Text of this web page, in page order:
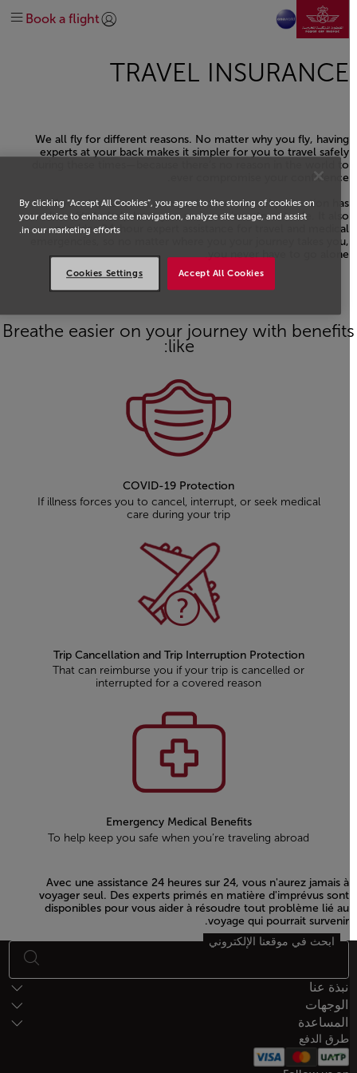
تخطي إلى المحتوى الرئيسي
انتقل إلى الصفحةتسجيل الدخول | انضم)
Book a flight
TRAVEL INSURANCE
We all fly for different reasons. No matter why you fly, having
experts at your back makes it simpler for you to travel safely
during these times—because there’s no reason in the world to
ever compromise your confidence.
If your trip takes an unexpected turn, travel protection has
benefits to help keep you and your investment safe. It also
provides 24-hour expert assistance for travel and medical
emergencies, so no matter where you your journey takes you,
you never have to go alone.
Open in a new window
Breathe easier on your journey with
like:
COVID-19 Protection
If illness forces you to cancel, interrupt, or seek medical
care during your trip
Trip Cancellation and Trip Interruption Protection
That can reimburse you if your trip is cancelled or
interrupted for a covered reason
Emergency Medical Benefits
To help keep you safe when you’re traveling abroad
Avec une assistance 24 heures sur 24, vous n'aurez jamais à
voyager seul. Des experts primés en matière d'imprévus sont
disponibles pour vous aider à résoudre tout problème lié au
voyage qui pourrait survenir.
Open in a new window
أسفل الصفحة خريطة الموقع
ابحث في موقعنا الإلكتروني
نبذة عنا
الوجهات
المساعدة
طرق الدفع
خطط لرحلتك
إدارة
الخدمات الإضافية
الرائجة
وجهاتنا
explore-quicklinks-title
خريطة الرحلات
استكشف المغرب
في المطار
على متن الطائرة
نبذة عنا
قبل السفر
الاحتياجات الخاصة
المساعدة والدعم
سفر فلاير
كسب الأميال واستخدامها
الحصول على المساعدة
By clicking “Accept All Cookies”, you agree to the storing of cookies on
your device to enhance site navigation, analyze site usage, and assist
in our marketing efforts.
Accept All Cookies
Cookies Settings